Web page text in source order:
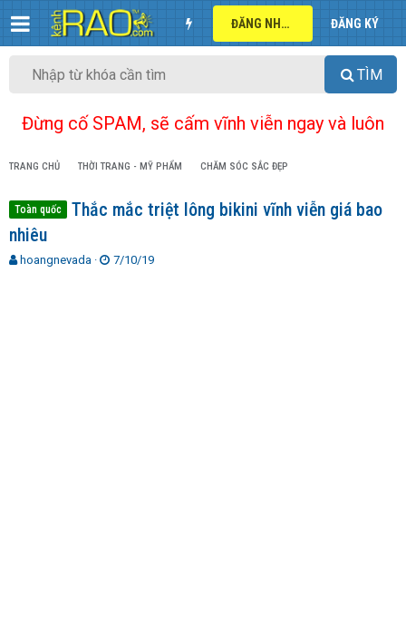
ĐĂNG NHẬP ĐĂNG KÝ
TÌM
Đừng cố SPAM, sẽ cấm vĩnh viễn ngay và luôn
TRANG CHỦ THỜI TRANG - MỸ PHẨM CHĂM SÓC SẮC ĐẸP
Toàn quốc
Thắc mắc triệt lông bikini vĩnh viễn giá bao
nhiêu
Thoangnevada
N
7/10/19